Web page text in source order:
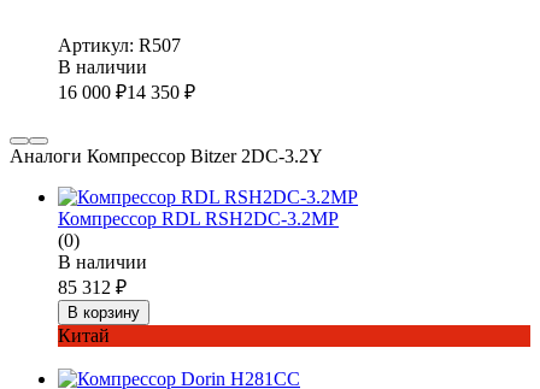
Артикул: R507
В наличии
16 000 ₽14 350 ₽
Аналоги Компрессор Bitzer 2DC-3.2Y
Компрессор RDL RSH2DC-3.2MP
(0)
В наличии
85 312 ₽
В корзину
Китай